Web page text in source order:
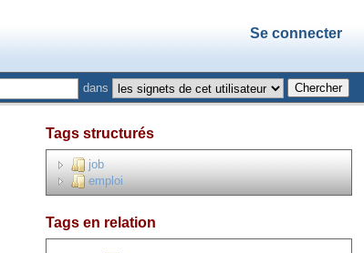
Se connecter
dans
Tags structurés
job
emploi
Tags en relation